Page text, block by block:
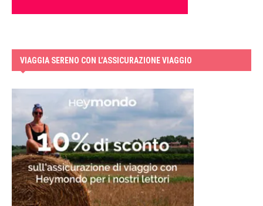
VIAGGIA SERENO CON L’ASSICURAZIONE VIAGGIO